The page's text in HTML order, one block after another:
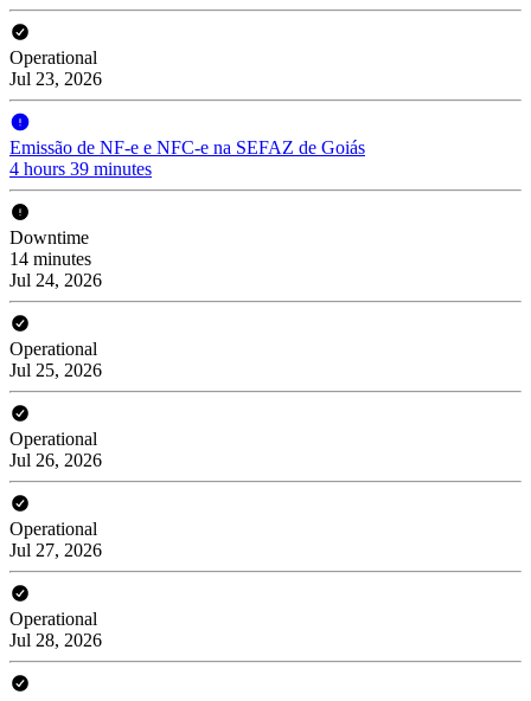
Operational
Jul 23, 2026
Emissão de NF-e e NFC-e na SEFAZ de Goiás
4 hours 39 minutes
Downtime
14 minutes
Jul 24, 2026
Operational
Jul 25, 2026
Operational
Jul 26, 2026
Operational
Jul 27, 2026
Operational
Jul 28, 2026